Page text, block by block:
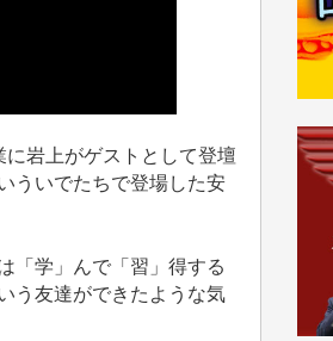
岩上がゲストとして登壇
ういでたちで登場した安
「学」んで「習」得する
う友達ができたような気